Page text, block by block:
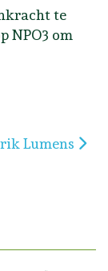
te
NPO3 om
artikel:
Lumens